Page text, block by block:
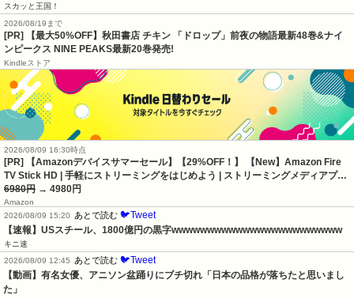
スカッと王国！
2026/08/19まで
[PR] 【最大50%OFF】秋田書店 チキン 「ドロップ」前夜の物語最新48巻&ナイ
ンピークス NINE PEAKS最新20巻発売!
Kindleストア
2026/08/09 16:30時点
[PR] 【Amazonデバイスサマーセール】【29%OFF！】 【New】Amazon Fire
TV Stick HD | 手軽にストリーミングをはじめよう | ストリーミングメディアプ…
6980円 → 4980円
Amazon
2026/08/09 15:20
あとで読む 🐦Tweet
【速報】USスチール、1800億円の黒字wwwwwwwwwwwwwwwwwwwwwwww
キニ速
2026/08/09 12:45
あとで読む 🐦Tweet
【動画】有名女優、アニソン盆踊りにブチ切れ「日本の品格が落ちたと思いまし
た」